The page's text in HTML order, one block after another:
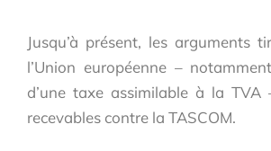
Jusqu’à présent, les arguments
l’Union européenne –
d’une taxe assimilable à la TVA
recevables contre la TASCOM.